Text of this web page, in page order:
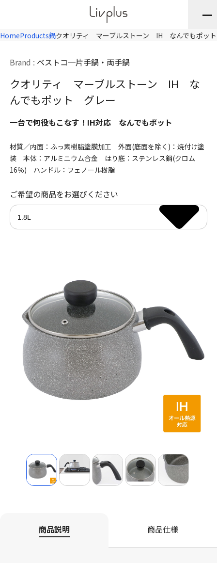
HomeProducts鍋クオリティ マーブルストーン IH なんでもポッ
Brand : ベストコ 片手鍋・両手鍋
クオリティ マーブルストーン IH な
んでもポット グレー
一台で何役もこなす！IH対応 なんでもポット
材質／内面：ふっ素樹脂塗膜加工 外面(底面を除く)：焼付け塗
装 本体：アルミニウム合金 はり底：ステンレス鋼(クロム
16％) ハンドル：フェノール樹脂
ご希望の商品をお選びください
商品説明 商品仕様